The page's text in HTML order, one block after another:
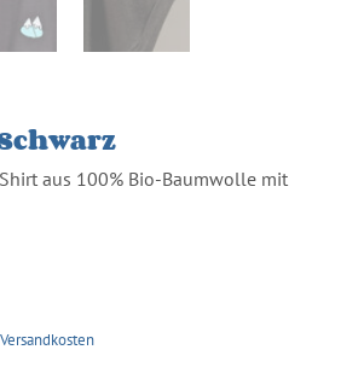
aus 100% Bio-Baumwolle mit
Versandkosten